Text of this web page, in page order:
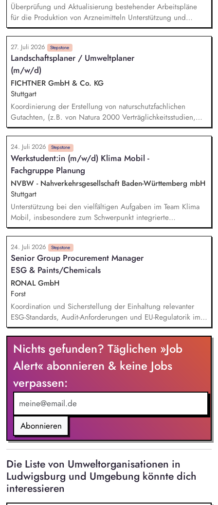
Überprüfung und Aktualisierung bestehender Arbeitspläne
für die Produktion von Arzneimitteln Unterstützung und
eigenständige Aufnahme von Prozesszeiten in der Produktion
Arzneimittel Analyse und Dokumentation von
Produktionsabläufen gemäß GMP-Richtlinien Auswertung und
Beurteilung von Prozessdaten zur Identifikation von
Verbesserungspotenzialen Unterstützung bei der
Implementierung von Änderungen in den Arbeitsplänen
Pflege und Verwaltung der Arbeitsplandokumentation in den
entsprechenden IT-Systemen
27. Juli 2026 Stepstone
Landschaftsplaner / Umweltplaner
(m/w/d)
FICHTNER GmbH & Co. KG
Stuttgart
Koordinierung der Erstellung von naturschutzfachlichen
Gutachten, (z.B. von Natura 2000 Verträglichkeitsstudien,
Artenschutzberichten, UVS und LBP) in einem
interdisziplinären Team aus Umweltgutachtern und
technischen Planern Vorbereitung und Durchführung von
Abstimmungsterminen mit Naturschutz- und Umweltbehörden
Steuerung von Fachgutachtern und Qualitätssicherung der
naturschutzfachlichen Antragsunterlagen Begleitung von
Genehmigungsverfahren in naturschutzfachlichen
Fragestellungen Auswertung und Koordination der
Beantwortung von naturschutzfachlichen Einwendungen aus
dem Genehmigungsverfahren
24. Juli 2026 Stepstone
Werkstudent:in (m/w/d) Klima Mobil -
Fachgruppe Planung
NVBW - Nahverkehrsgesellschaft Baden-Württemberg mbH
Stuttgart
Unterstützung bei den vielfältigen Aufgaben im Team Klima
Mobil, insbesondere zum Schwerpunkt integrierte
Verkehrsplanung. Eigenständige Koordination und
Durchführung von Teilprojekten. Erstellung von
Kommunikationsmaterialien sowie Websitepflege und -
weiterentwicklung. Unterstützung bei der Vorbereitung und
Durchführung von Workshops und Fachveranstaltungen
(online und in Präsenz). Recherchetätigkeiten und Erstellung
sowie Pflege von thematischen Übersichten und
Datenbanken.
24. Juli 2026 Stepstone
Senior Group Procurement Manager
ESG & Paints/Chemicals
RONAL GmbH
Forst
Koordination und Sicherstellung der Einhaltung relevanter
ESG-Standards, Audit-Anforderungen und EU-Regulatorik im
Einkauf. Prüfung von Nachhaltigkeitsunterlagen, Zertifikaten
und Audit-Ergebnissen. Aufbau und Weiterentwicklung von
ESG-KPIs, Reportingstrukturen sowie Prozessen und
Systemen. Entwicklung und Umsetzung von Warengruppen-
und Lieferantenstrategien. Supply Chain Risikomanagement
inklusive Monitoring kritischer Rohstoffe, Kapazitäten,
Transportwege und Markttrends.
Nichts gefunden? Täglichen »Job
Alert« abonnieren & keine Jobs
verpassen:
Abonnieren
Die Liste von Umweltorganisationen in
Ludwigsburg und Umgebung könnte dich
interessieren